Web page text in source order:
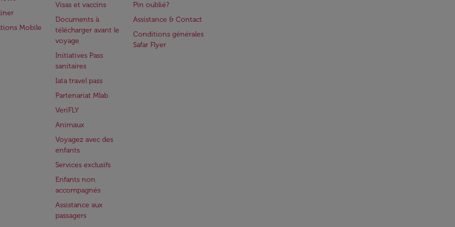
Mobile
Visas et vaccins
Documents à
télécharger avant le
voyage
Initiatives Pass
sanitaires
Iata travel pass
Partenariat Mlab
VeriFLY
Animaux
Voyagez avec des
enfants
Services exclusifs
Enfants non
accompagnés
Assistance aux
passagers
Pin oublié?
Assistance & Contact
Conditions générales
Safar Flyer